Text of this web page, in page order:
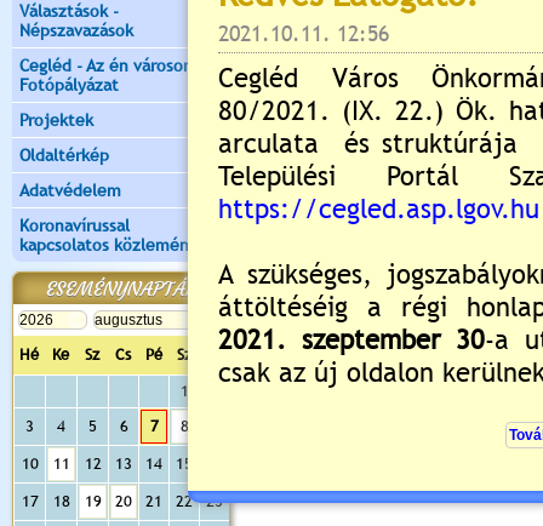
Választások -
Népszavazások
Cegléd - Az én városom -
Fotópályázat
Projektek
Oldaltérkép
Adatvédelem
Koronavírussal
kapcsolatos közlemények
ESEMÉNYNAPTÁR
Hé Ke Sz Cs Pé Sz
Va
1
3
4 5 6 7 8
10 11 12 13 14 15
17 18 19 20 21 22
23
Még nincsenek hozzászólások